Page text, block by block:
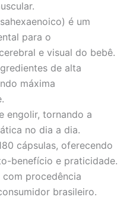
é um
para o
e visual do bebê.
de alta
máxima
engolir, tornando a
no dia a dia.
cápsulas, oferecendo
benefício e praticidade.
procedência
brasileiro.